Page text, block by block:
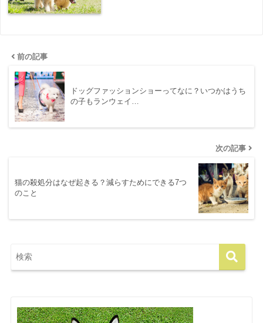
前の記事
ドッグファッションショーってなに？いつかはうち
の子もランウェイ…
次の記事
猫の殺処分はなぜ起きる？減らすためにできる7つ
のこと